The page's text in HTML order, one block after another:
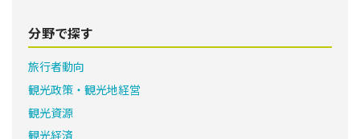
分野で探す
旅行者動向
観光政策・観光地経営
観光資源
観光経済